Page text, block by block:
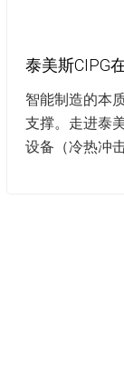
泰美斯CIPG
智能制造的本
支撑。走进泰
设备（冷热冲